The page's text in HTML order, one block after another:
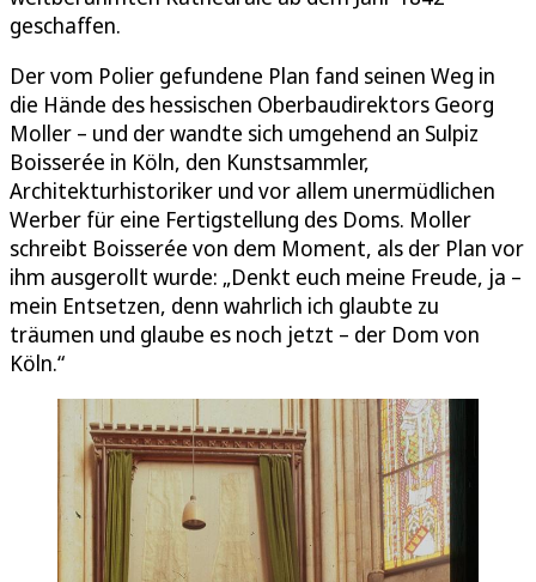
geschaffen.
Der vom Polier gefundene Plan fand seinen Weg in
die Hände des hessischen Oberbaudirektors Georg
Moller – und der wandte sich umgehend an Sulpiz
Boisserée in Köln, den Kunstsammler,
Architekturhistoriker und vor allem unermüdlichen
Werber für eine Fertigstellung des Doms. Moller
schreibt Boisserée von dem Moment, als der Plan vor
ihm ausgerollt wurde: „Denkt euch meine Freude, ja –
mein Entsetzen, denn wahrlich ich glaubte zu
träumen und glaube es noch jetzt – der Dom von
Köln.“